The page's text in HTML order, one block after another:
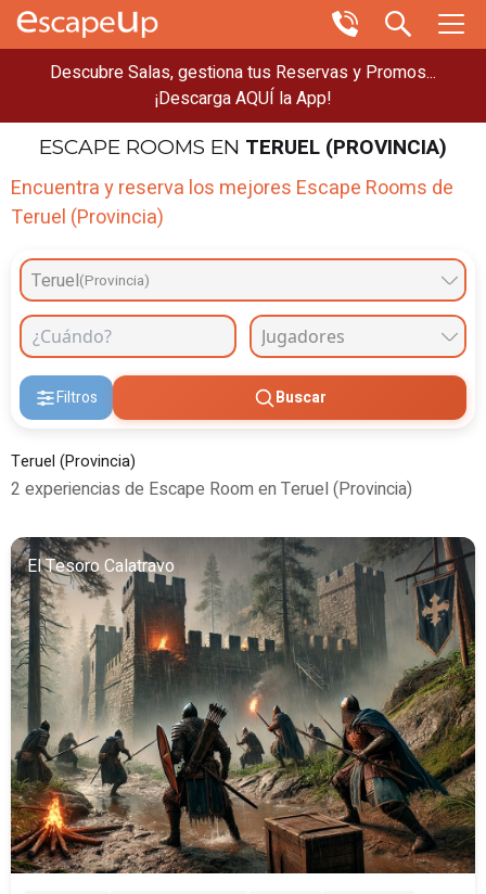
Descubre Salas, gestiona tus Reservas y Promos...
¡Descarga AQUÍ la App!
ESCAPE ROOMS EN TERUEL (PROVINCIA)
Encuentra y reserva los mejores Escape Rooms de
Teruel (Provincia)
Teruel(Provincia)
Filtros Buscar
Teruel (Provincia)
2 experiencias de Escape Room en Teruel (Provincia)
El Tesoro Calatravo